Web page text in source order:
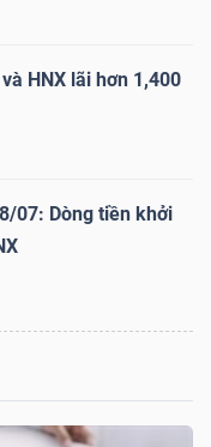
HNX lãi hơn 1,400
07: Dòng tiền khởi